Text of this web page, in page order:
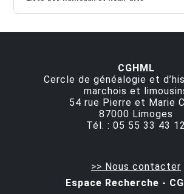
CGHML
Cercle de généalogie et
marchois et
54 rue Pierre et Marie
87000 Limoges
Tél. : 05 55 33 43 12
>> Nous contacter
Espace Recherche -